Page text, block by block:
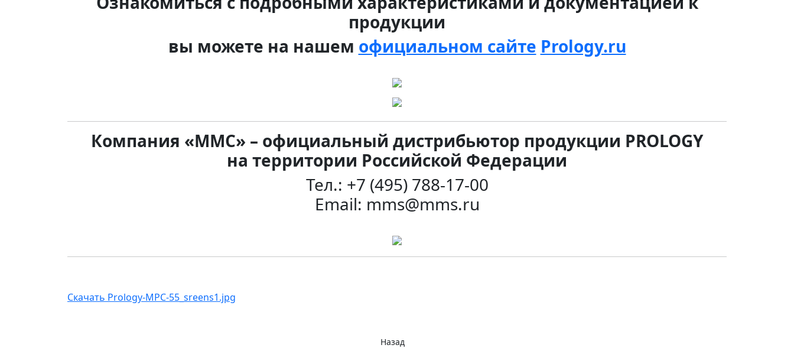
продукции
вы можете на нашем официальном сайте Prology.ru
Компания «ММС» – официальный дистрибьютор продукции PROLOGY
на территории Российской Федерации
Тел.: +7 (495) 788-17-00
Email: mms@mms.ru
Скачать Prology-MPC-55_sreens1.jpg
Назад